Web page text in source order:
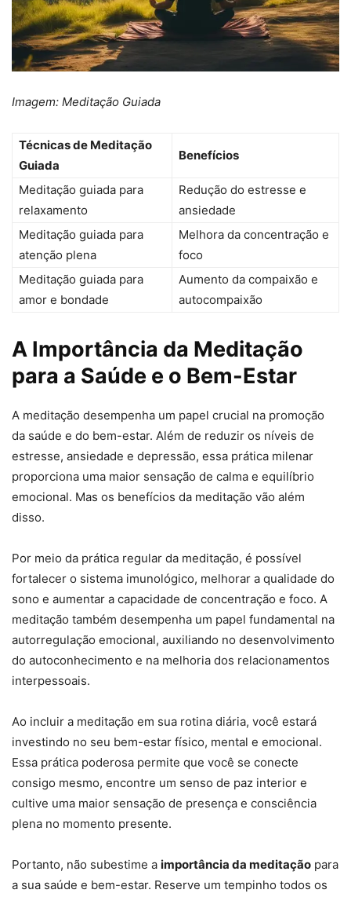
Imagem: Meditação Guiada
Técnicas de Meditação
Guiada
Benefícios
Meditação guiada para
relaxamento
Redução do estresse e
ansiedade
Meditação guiada para
atenção plena
Melhora da concentração e
foco
Meditação guiada para
amor e bondade
Aumento da compaixão e
autocompaixão
A Importância da Meditação
para a Saúde e o Bem-Estar
A meditação desempenha um papel crucial na promoção
da saúde e do bem-estar. Além de reduzir os níveis de
estresse, ansiedade e depressão, essa prática milenar
proporciona uma maior sensação de calma e equilíbrio
emocional. Mas os benefícios da meditação vão além
disso.
Por meio da prática regular da meditação, é possível
fortalecer o sistema imunológico, melhorar a qualidade do
sono e aumentar a capacidade de concentração e foco. A
meditação também desempenha um papel fundamental na
autorregulação emocional, auxiliando no desenvolvimento
do autoconhecimento e na melhoria dos relacionamentos
interpessoais.
Ao incluir a meditação em sua rotina diária, você estará
investindo no seu bem-estar físico, mental e emocional.
Essa prática poderosa permite que você se conecte
consigo mesmo, encontre um senso de paz interior e
cultive uma maior sensação de presença e consciência
plena no momento presente.
Portanto, não subestime a importância da meditação para
a sua saúde e bem-estar. Reserve um tempinho todos os